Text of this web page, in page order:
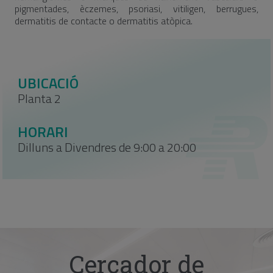
pigmentades, èczemes, psoriasi, vitiligen, berrugues,
dermatitis de contacte o dermatitis atòpica.
UBICACIÓ
Planta 2
HORARI
Dilluns a Divendres de 9:00 a 20:00
Cercador de